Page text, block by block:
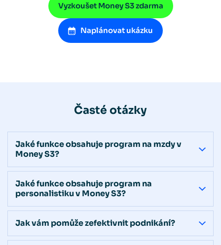
Vyzkoušet Money S3 zdarma
Naplánovat ukázku
Časté otázky
Jaké funkce obsahuje program na mzdy v
Money S3?
Jaké funkce obsahuje program na
personalistiku v Money S3?
Jak vám pomůže zefektivnit podnikání?